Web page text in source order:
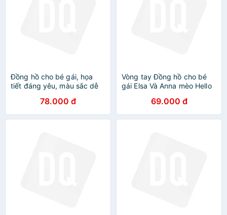
Đồng hồ cho bé gái, họa
tiết đáng yêu, màu sắc dễ
đến 10 tuổi Mẹ Bắp Shop
78.000 đ
Vòng tay Đồng hồ cho bé
gái Elsa Và Anna mèo Hello
sáng siêu đẹp nổi bật cho
bạn nữ
69.000 đ